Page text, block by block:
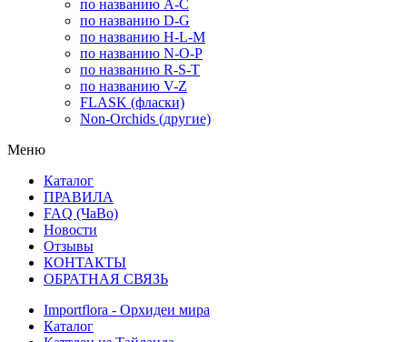
по названию A-C
по названию D-G
по названию H-L-M
по названию N-O-P
по названию R-S-T
по названию V-Z
FLASK (фласки)
Non-Orchids (другие)
Меню
Каталог
ПРАВИЛА
FAQ (ЧаВо)
Новости
Отзывы
КОНТАКТЫ
ОБРАТНАЯ СВЯЗЬ
Importflora - Орхидеи мира
Каталог